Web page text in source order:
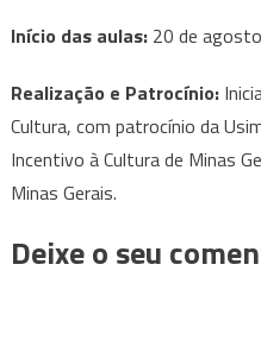
Início das aulas: 20 de agosto
Realização e Patrocínio:
Cultura, com patrocínio da
Incentivo à Cultura de Minas
Minas Gerais.
Deixe o seu